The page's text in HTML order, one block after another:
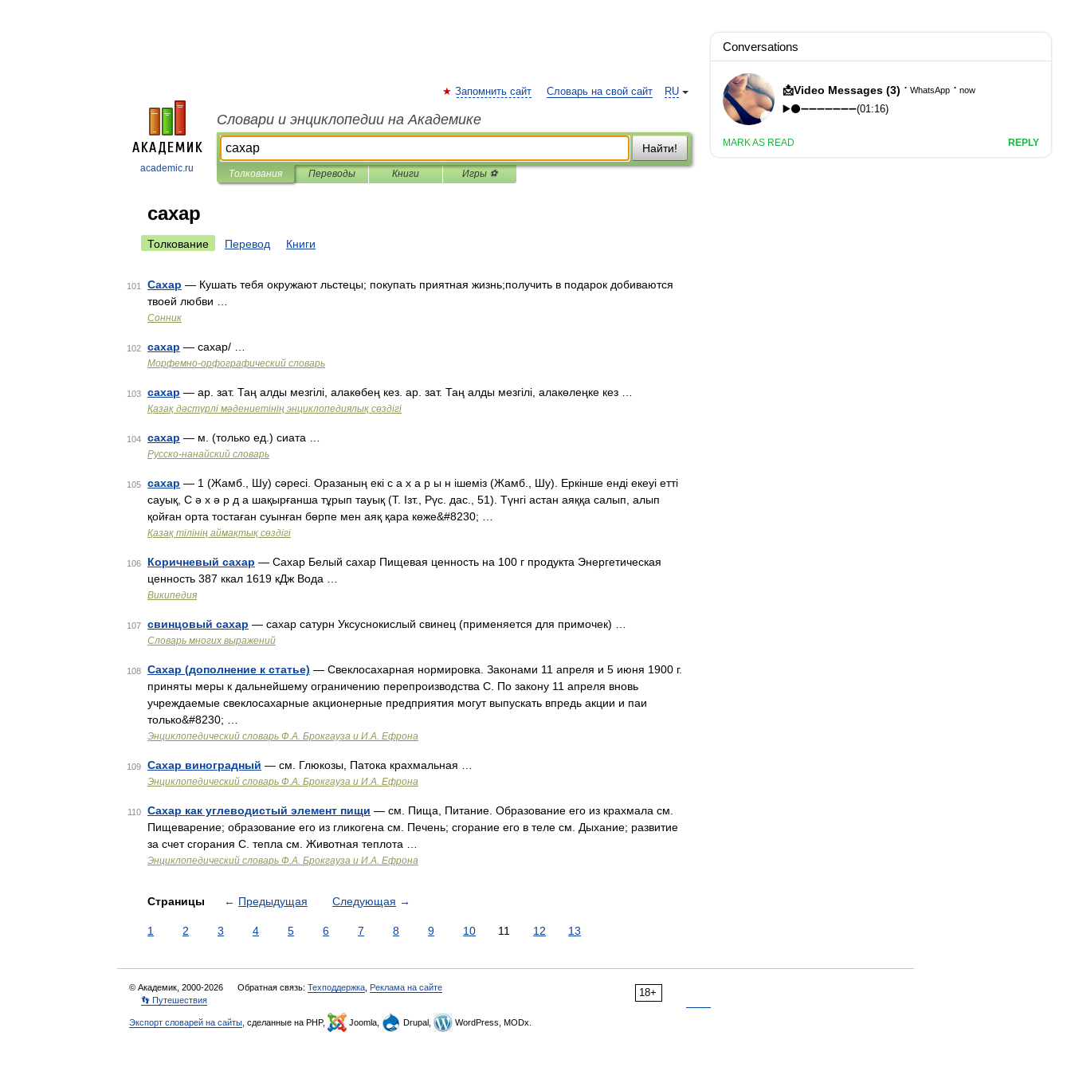
academic.ru
RU
Запомнить сайт Словарь на свой сайт
Словари и энциклопедии на Академике
Найти!
Толкования Переводы Книги Игры ⚽
сахар
Толкование Перевод Книги
101 Сахар — Кушать тебя окружают льстецы; покупать приятная жизнь;получить в подарок добиваются
твоей любви …
Сонник
102 сахар — сахар/ …
Морфемно-орфографический словарь
103 сахар — ар. зат. Таң алды мезгілі, алакөбең кез. ар. зат. Таң алды мезгілі, алакөлеңке кез …
Қазақ дәстүрлі мәдениетінің энциклопедиялық сөздігі
104 сахар — м. (только ед.) сиата …
Русско-нанайский словарь
105 сахар — 1 (Жамб., Шу) сәресі. Оразаның екі с а х а р ы н ішеміз (Жамб., Шу). Еркінше енді екеуі етті
сауық, С ә х ә р д а шақырғанша тұрып тауық (Т. Ізт., Рүс. дас., 51). Түнгі астан аяққа салып, алып
қойған орта тостаған суынған бөрпе мен аяқ қара көже&#8230; …
Қазақ тілінің аймақтық сөздігі
106 Коричневый сахар — Сахар Белый сахар Пищевая ценность на 100 г продукта Энергетическая
ценность 387 ккал 1619 кДж Вода …
Википедия
107 свинцовый сахар — сахар сатурн Уксуснокислый свинец (применяется для примочек) …
Словарь многих выражений
108 Сахар (дополнение к статье) — Свеклосахарная нормировка. Законами 11 апреля и 5 июня 1900 г.
приняты меры к дальнейшему ограничению перепроизводства С. По закону 11 апреля вновь
учреждаемые свеклосахарные акционерные предприятия могут выпускать впредь акции и паи
только&#8230; …
Энциклопедический словарь Ф.А. Брокгауза и И.А. Ефрона
109 Сахар виноградный — см. Глюкозы, Патока крахмальная …
Энциклопедический словарь Ф.А. Брокгауза и И.А. Ефрона
110 Сахар как углеводистый элемент пищи — см. Пища, Питание. Образование его из крахмала см.
Пищеварение; образование его из гликогена см. Печень; сгорание его в теле см. Дыхание; развитие
за счет сгорания С. тепла см. Животная теплота …
Энциклопедический словарь Ф.А. Брокгауза и И.А. Ефрона
Страницы ← Предыдущая Следующая →
1 2 3 4 5 6 7 8 9 10 11 12 13
18+
© Академик, 2000-2026 Обратная связь: Техподдержка Реклама на сайте
👣 Путешествия
Экспорт словарей на сайты , сделанные на PHP, Joomla, Drupal, WordPress, MODx.